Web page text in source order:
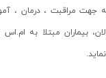
به جهت مراقبت ، درمان ،
بیماران مبتلا به